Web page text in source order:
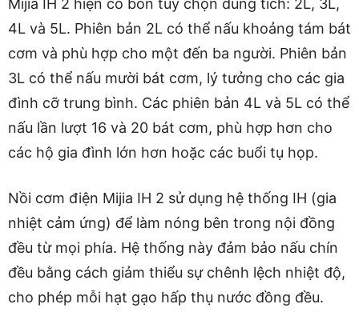
4L và 5L. Phiên bản 2L có thể nấu khoảng tám bát
cơm và phù hợp cho một đến ba người. Phiên bản
3L có thể nấu mười bát cơm, lý tưởng cho các gia
đình cỡ trung bình. Các phiên bản 4L và 5L có thể
nấu lần lượt 16 và 20 bát cơm, phù hợp hơn cho
các hộ gia đình lớn hơn hoặc các buổi tụ họp.
Nồi cơm điện Mijia IH 2 sử dụng hệ thống IH (gia
nhiệt cảm ứng) để làm nóng bên trong nội đồng
đều từ mọi phía. Hệ thống này đảm bảo nấu chín
đều bằng cách giảm thiểu sự chênh lệch nhiệt độ,
cho phép mỗi hạt gạo hấp thụ nước đồng đều.